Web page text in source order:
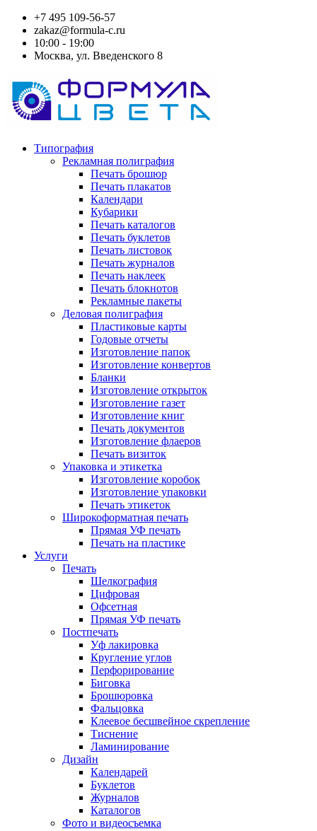
+7 495 109-56-57
zakaz@formula-c.ru
10:00 - 19:00
Москва, ул. Введенского 8
Типография
Рекламная полиграфия
Печать брошюр
Печать плакатов
Календари
Кубарики
Печать каталогов
Печать буклетов
Печать листовок
Печать журналов
Печать наклеек
Печать блокнотов
Рекламные пакеты
Деловая полиграфия
Пластиковые карты
Годовые отчеты
Изготовление папок
Изготовление конвертов
Бланки
Изготовление открыток
Изготовление газет
Изготовление книг
Печать документов
Изготовление флаеров
Печать визиток
Упаковка и этикетка
Изготовление коробок
Изготовление упаковки
Печать этикеток
Широкоформатная печать
Прямая УФ печать
Печать на пластике
Услуги
Печать
Шелкография
Цифровая
Офсетная
Прямая УФ печать
Постпечать
Уф лакировка
Кругление углов
Перфорирование
Биговка
Брошюровка
Фальцовка
Клеевое бесшвейное скрепление
Тиснение
Ламинирование
Дизайн
Календарей
Буклетов
Журналов
Каталогов
Фото и видеосъемка